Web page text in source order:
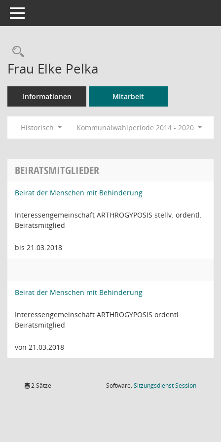
Toggle navigation
Rechercheauswahl
Frau Elke Pelka
Informationen Mitarbeit
Historisch Kommunalwahlperiode 2014 - 2020
BEIRATSMITGLIEDER
Beirat der Menschen mit Behinderung
Interessengemeinschaft ARTHROGYPOSIS stellv. ordentl.
Beiratsmitglied
bis 21.03.2018
Beirat der Menschen mit Behinderung
Interessengemeinschaft ARTHROGYPOSIS ordentl.
Beiratsmitglied
von 21.03.2018
2 Sätze Software:SitzungsdienstSession(Wird in